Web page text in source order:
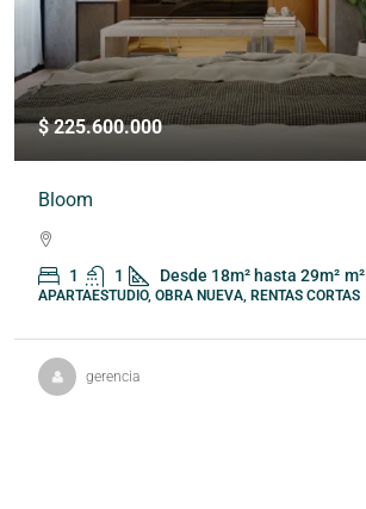
$ 225.600.000
Bloom
1 1 Desde 18m² hasta 29m² m²
APARTAESTUDIO, OBRA NUEVA, RENTAS CORTAS
gerencia